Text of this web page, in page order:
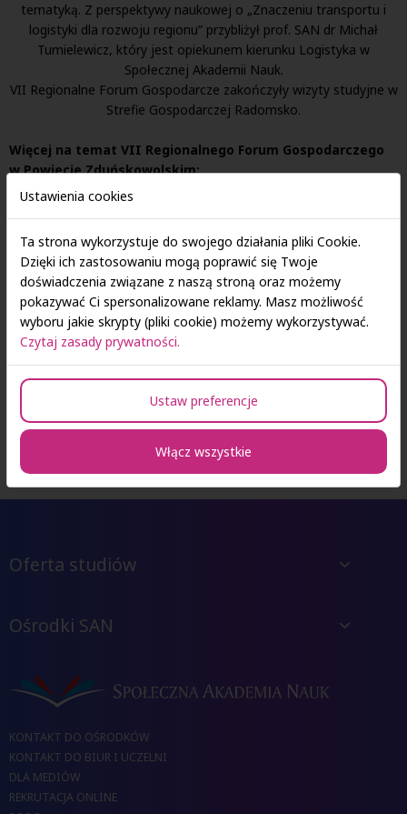
tematyką. Z perspektywy naukowej o „Znaczeniu transportu i
logistyki dla rozwoju regionu” przybliżył prof. SAN dr Michał
Tumielewicz, który jest opiekunem kierunku Logistyka w
Społecznej Akademii Nauk.
VII Regionalne Forum Gospodarcze zakończyły wizyty studyjne w
Strefie Gospodarczej Radomsko.
Więcej na temat VII Regionalnego Forum Gospodarczego
w Powiecie Zduńskowolskim:
Więcej
wydarzenia
Oferta studiów
Ośrodki SAN
KONTAKT DO OŚRODKÓW
KONTAKT DO BIUR I UCZELNI
DLA MEDIÓW
REKRUTACJA ONLINE
Ustawienia cookies
Ta strona wykorzystuje do swojego działania pliki Cookie.
Dzięki ich zastosowaniu mogą poprawić się Twoje
doświadczenia związane z naszą stroną oraz możemy
pokazywać Ci spersonalizowane reklamy. Masz możliwość
wyboru jakie skrypty (pliki cookie) możemy wykorzystywać.
Czytaj zasady prywatności.
Ustaw preferencje
Włącz wszystkie